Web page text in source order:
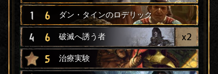
1 6 ダン・タインのロデリック
4 6 破滅へ誘う者 x2
5 治療実験